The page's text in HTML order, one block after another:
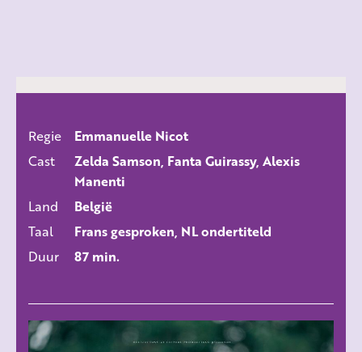
Regie
Emmanuelle Nicot
Cast
Zelda Samson, Fanta Guirassy, Alexis
Manenti
Land
België
Taal
Frans gesproken, NL ondertiteld
Duur
87 min.